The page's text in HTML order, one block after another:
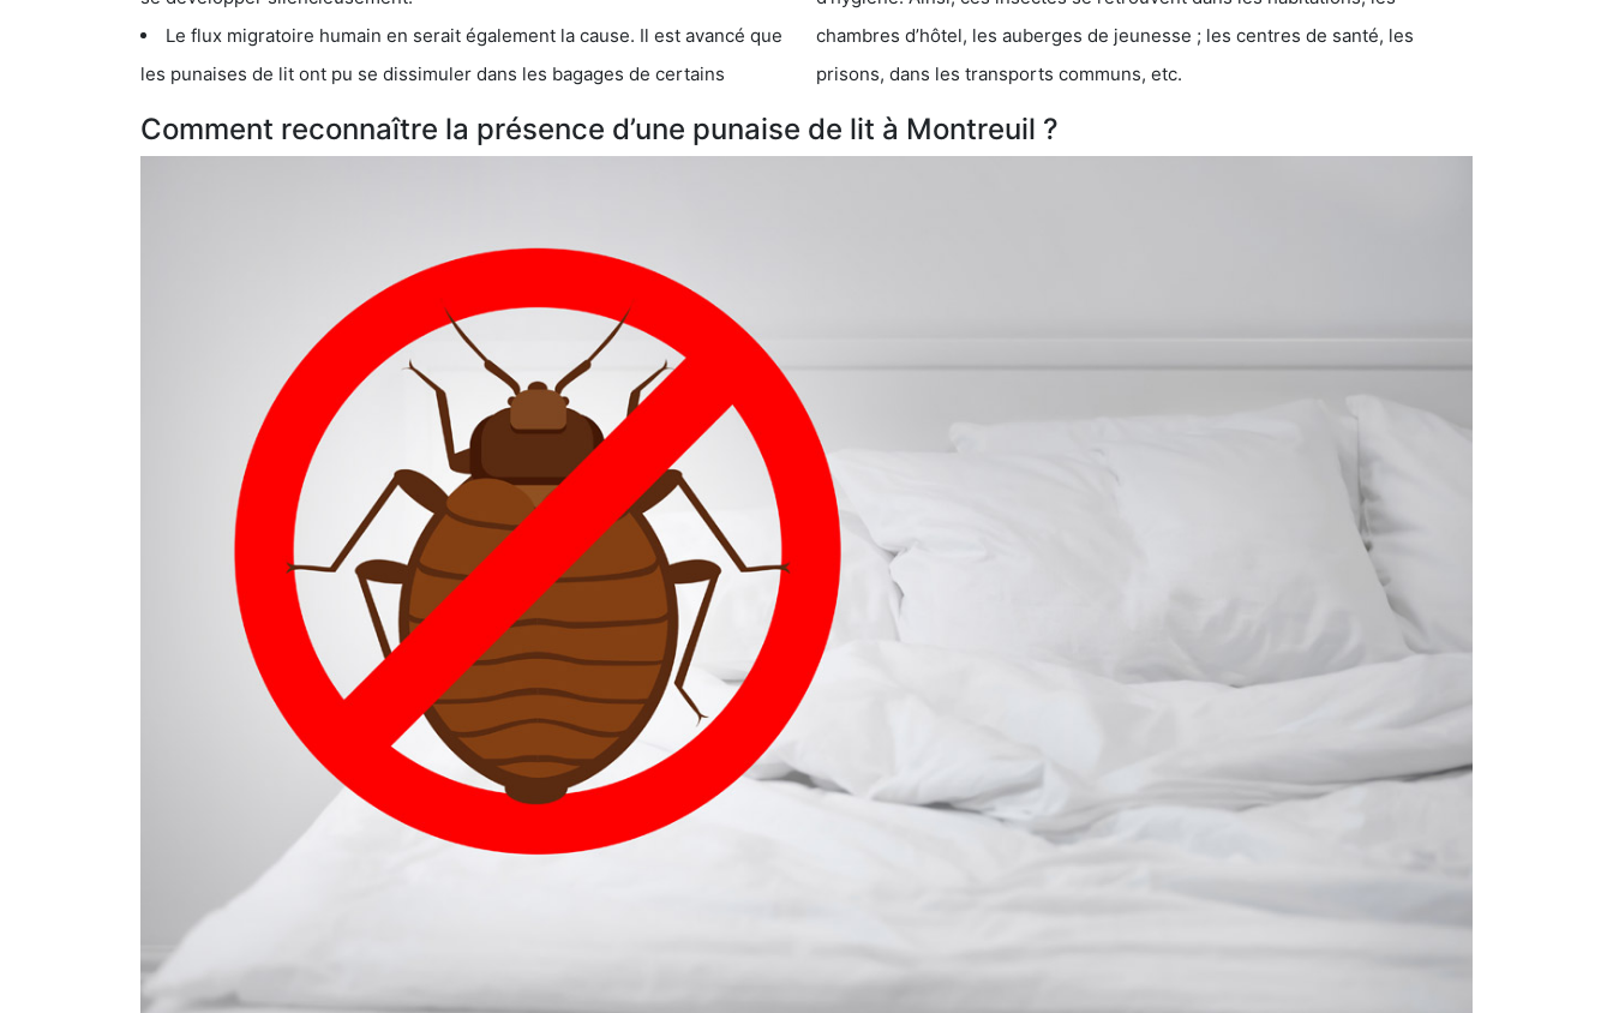
Le flux migratoire humain en serait également la cause. Il est avancé que
les punaises de lit ont pu se dissimuler dans les bagages de certains
chambres d’hôtel, les auberges de jeunesse ; les centres de santé, les
prisons, dans les transports communs, etc.
Comment reconnaître la présence d’une punaise de lit à Montreuil ?